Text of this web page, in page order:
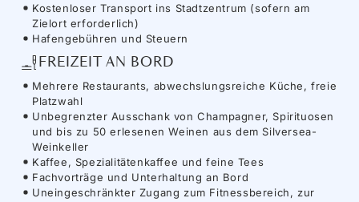
Kostenloser Transport ins Stadtzentrum (sofern am
Zielort erforderlich)
Hafengebühren und Steuern
FREIZEIT AN BORD
Mehrere Restaurants, abwechslungsreiche Küche, freie
Platzwahl
Unbegrenzter Ausschank von Champagner, Spirituosen
und bis zu 50 erlesenen Weinen aus dem Silversea-
Weinkeller
Kaffee, Spezialitätenkaffee und feine Tees
Fachvorträge und Unterhaltung an Bord
Uneingeschränkter Zugang zum Fitnessbereich, zur